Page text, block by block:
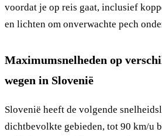
voordat je op reis gaat, inclusief
en lichten om onverwachte pech
Maximumsnelheden op
wegen in Slovenië
Slovenië heeft de volgende
dichtbevolkte gebieden, tot 90 km/u